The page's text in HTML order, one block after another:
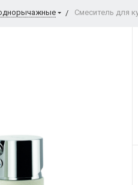
Смеситель для